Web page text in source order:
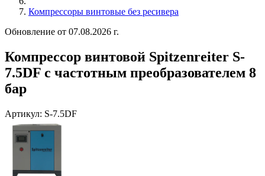
Компрессоры винтовые без ресивера
Обновление от 07.08.2026 г.
Компрессор винтовой Spitzenreiter S-
7.5DF с частотным преобразователем 8
бар
Артикул: S-7.5DF